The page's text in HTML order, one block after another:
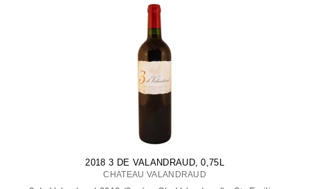
2018 3 DE VALANDRAUD, 0,75L
CHATEAU VALANDRAUD